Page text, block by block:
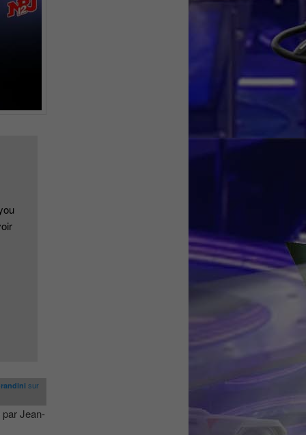
sur
Jean-